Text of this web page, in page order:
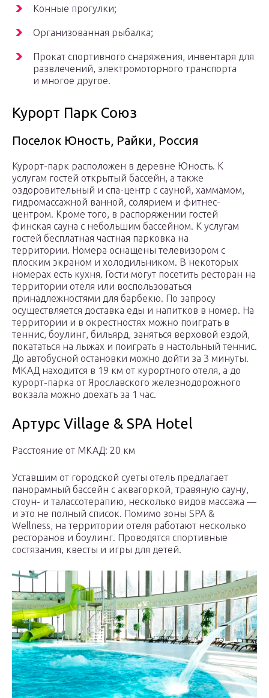
Конные прогулки;
Организованная рыбалка;
Прокат спортивного снаряжения, инвентаря для
развлечений, электромоторного транспорта
и многое другое.
Курорт Парк Союз
Поселок Юность, Райки, Россия
Курорт-парк расположен в деревне Юность. К
услугам гостей открытый бассейн, а также
оздоровительный и спа-центр с сауной, хаммамом,
гидромассажной ванной, солярием и фитнес-
центром. Кроме того, в распоряжении гостей
финская сауна с небольшим бассейном. К услугам
гостей бесплатная частная парковка на
территории. Номера оснащены телевизором с
плоским экраном и холодильником. В некоторых
номерах есть кухня. Гости могут посетить ресторан на
территории отеля или воспользоваться
принадлежностями для барбекю. По запросу
осуществляется доставка еды и напитков в номер. На
территории и в окрестностях можно поиграть в
теннис, боулинг, бильярд, заняться верховой ездой,
покататься на лыжах и поиграть в настольный теннис.
До автобусной остановки можно дойти за 3 минуты.
МКАД находится в 19 км от курортного отеля, а до
курорт-парка от Ярославского железнодорожного
вокзала можно доехать за 1 час.
Артурс Village & SPA Hotel
Расстояние от МКАД: 20 км
Уставшим от городской суеты отель предлагает
панорамный бассейн с аквагоркой, травяную сауну,
стоун- и талассотерапию, несколько видов массажа —
и это не полный список. Помимо зоны SPA &
Wellness, на территории отеля работают несколько
ресторанов и боулинг. Проводятся спортивные
состязания, квесты и игры для детей.